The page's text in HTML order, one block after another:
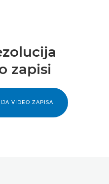
zapisi
VIDEO ZAPISA